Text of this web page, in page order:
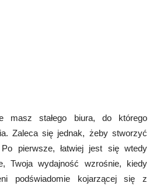
masz stałego biura, do którego
Zaleca się jednak, żeby stworzyć
pierwsze, łatwiej jest się wtedy
Twoja wydajność wzrośnie, kiedy
podświadomie kojarzącej się z